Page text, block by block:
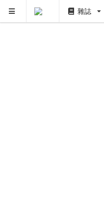
雜誌